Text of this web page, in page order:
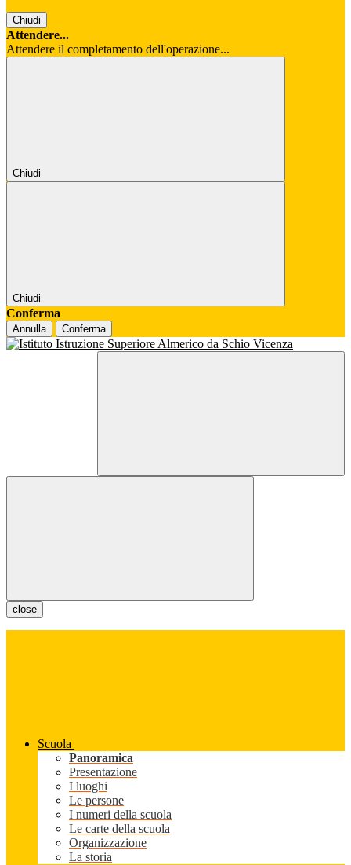
Chiudi
Attendere...
Attendere il completamento dell'operazione...
Chiudi
Chiudi
Conferma
Annulla Conferma
close
Scuola
Panoramica
Presentazione
I luoghi
Le persone
I numeri della scuola
Le carte della scuola
Organizzazione
La storia